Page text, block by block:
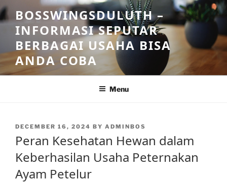
Skip
to
content
BOSSWINGSDULUTH –
INFORMASI SEPUTAR
BERBAGAI USAHA BISA
ANDA COBA
Menu
POSTED
DECEMBER 16, 2024 BY ADMINBOS
Peran Kesehatan Hewan dalam
Keberhasilan Usaha Peternakan
Ayam Petelur